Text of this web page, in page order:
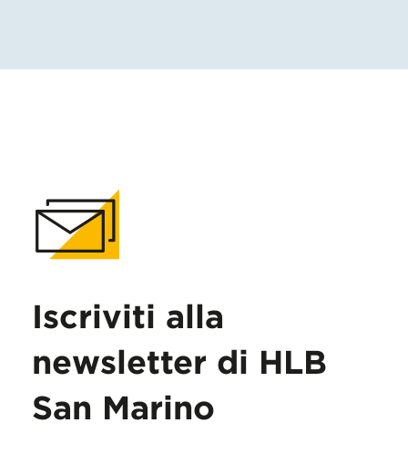
Iscriviti alla
newsletter di HLB
San Marino